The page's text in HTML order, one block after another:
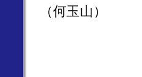
（何玉山）